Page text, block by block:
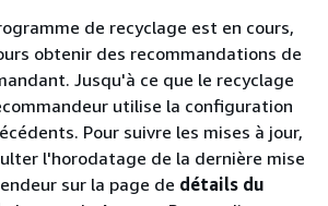
de recyclage est en cours,
obtenir des recommandations de
Jusqu'à ce que le recyclage
utilise la configuration
Pour suivre les mises à jour,
l'horodatage de la dernière mise
sur la page de détails du